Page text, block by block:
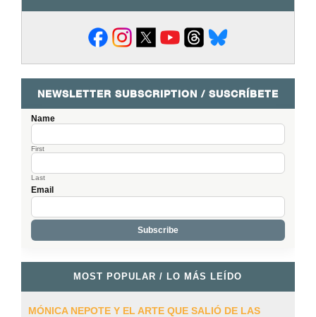
NEWSLETTER SUBSCRIPTION / SUSCRÍBETE
Name
First
Last
Email
MOST POPULAR / LO MÁS LEÍDO
MÓNICA NEPOTE Y EL ARTE QUE SALIÓ DE LAS